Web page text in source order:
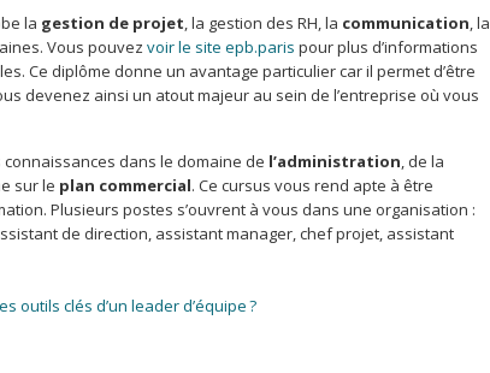
la gestion de projet, la gestion des RH, la communication, la
Vous pouvez voir le site epb.paris pour plus d’informations
Ce diplôme donne un avantage particulier car il permet d’être
devenez ainsi un atout majeur au sein de l’entreprise où vous
dans le domaine de l’administration, de la
sur le plan commercial. Ce cursus vous rend apte à être
Plusieurs postes s’ouvrent à vous dans une organisation :
de direction, assistant manager, chef projet, assistant
outils clés d’un leader d’équipe ?